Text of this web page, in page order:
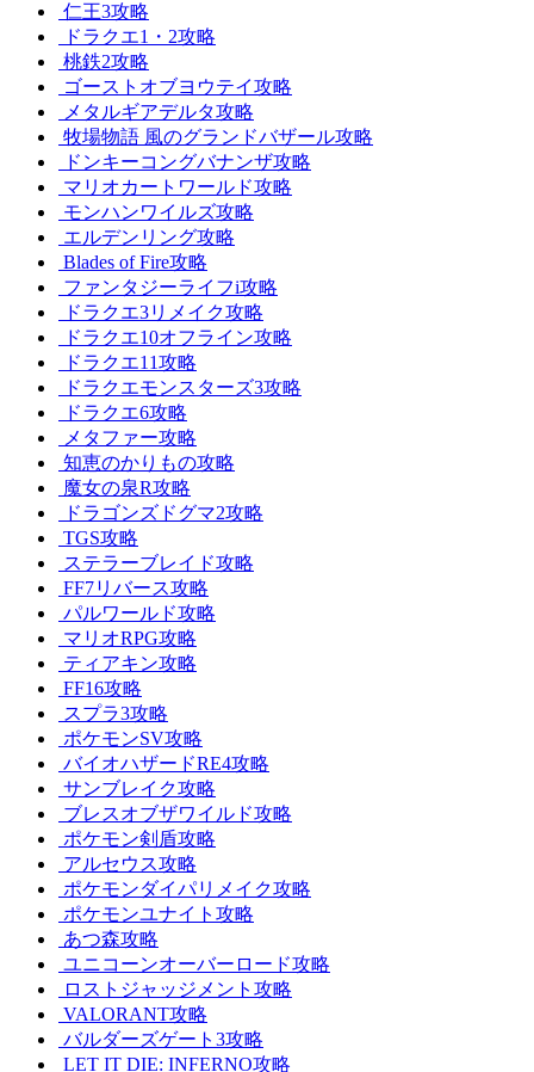
仁王3攻略
ドラクエ1・2攻略
桃鉄2攻略
ゴーストオブヨウテイ攻略
メタルギアデルタ攻略
牧場物語 風のグランドバザール攻略
ドンキーコングバナンザ攻略
マリオカートワールド攻略
モンハンワイルズ攻略
エルデンリング攻略
Blades of Fire攻略
ファンタジーライフi攻略
ドラクエ3リメイク攻略
ドラクエ10オフライン攻略
ドラクエ11攻略
ドラクエモンスターズ3攻略
ドラクエ6攻略
メタファー攻略
知恵のかりもの攻略
魔女の泉R攻略
ドラゴンズドグマ2攻略
TGS攻略
ステラーブレイド攻略
FF7リバース攻略
パルワールド攻略
マリオRPG攻略
ティアキン攻略
FF16攻略
スプラ3攻略
ポケモンSV攻略
バイオハザードRE4攻略
サンブレイク攻略
ブレスオブザワイルド攻略
ポケモン剣盾攻略
アルセウス攻略
ポケモンダイパリメイク攻略
ポケモンユナイト攻略
あつ森攻略
ユニコーンオーバーロード攻略
ロストジャッジメント攻略
VALORANT攻略
バルダーズゲート3攻略
LET IT DIE: INFERNO攻略